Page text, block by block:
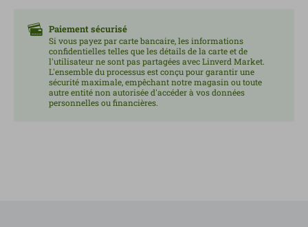
Paiement sécurisé
Si vous payez par carte bancaire, les informations
confidentielles telles que les détails de la carte et de
l'utilisateur ne sont pas partagées avec Linverd Market.
L'ensemble du processus est conçu pour garantir une
sécurité maximale, empêchant notre magasin ou toute
autre entité non autorisée d'accéder à vos données
personnelles ou financières.
Produit issu de l’agriculture biologique agriculture.
Contenu : 35 g.